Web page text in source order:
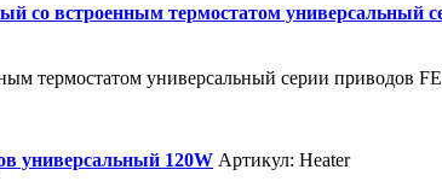
со встроенным термостатом универсальный
термостатом универсальный серии приводов
универсальный 120W Артикул: Heater